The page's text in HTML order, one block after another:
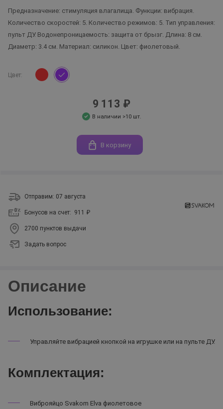
Предназначение: стимуляция влагалища. Функции: вибрация.
Количество скоростей: 5. Количество режимов: 5. Тип управления:
пульт ДУ. Водонепроницаемость: защита от брызг. Длина: 8 см.
Диаметр: 3.4 см. Материал: силикон. Цвет: фиолетовый.
Цвет:
9 113 ₽
В наличии >10 шт.
В корзину
Отправим: 07 августа
Бонусов на счет: 911 ₽
2700 пунктов выдачи
Задать вопрос
Описание
Использование:
Управляйте вибрацией кнопкой на игрушке или на пульте ДУ.
Комплектация:
Виброяйцо Svakom Elva фиолетовое